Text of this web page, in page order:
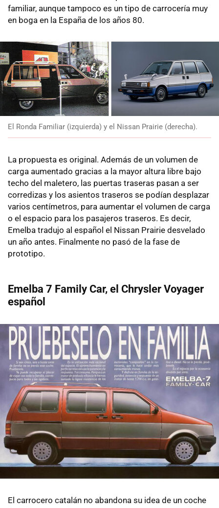
familiar, aunque tampoco es un tipo de carrocería muy
en boga en la España de los años 80.
El Ronda Familiar (izquierda) y el Nissan Prairie (derecha).
La propuesta es original. Además de un volumen de
carga aumentado gracias a la mayor altura libre bajo
techo del maletero, las puertas traseras pasan a ser
corredizas y los asientos traseros se podían desplazar
varios centímetros, para aumentar el volumen de carga
o el espacio para los pasajeros traseros. Es decir,
Emelba tradujo al español el Nissan Prairie desvelado
un año antes. Finalmente no pasó de la fase de
prototipo.
Emelba 7 Family Car, el Chrysler Voyager
español
El carrocero catalán no abandona su idea de un coche